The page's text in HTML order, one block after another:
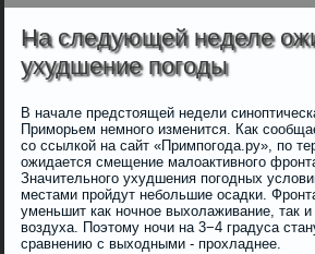
На следующей неделе
ухудшение погоды
В начале предстоящей недели
Приморьем немного изменится. Как
со ссылкой на сайт «Примпогода.ру», по
ожидается смещение малоактивного
Значительного ухудшения погодных
местами пройдут небольшие осадки.
уменьшит как ночное выхолаживание, так и
воздуха. Поэтому ночи на 3−4 градуса
сравнению с выходными - прохладнее.